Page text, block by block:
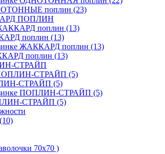
поплин (23)
ПОПЛИН
поплин (13)
поплин (13)
ЖАККАРД поплин (13)
поплин (13)
СТРАЙП
ПОПЛИН-СТРАЙП (5)
СТРАЙП (5)
ПОПЛИН-СТРАЙП (5)
СТРАЙП (5)
70х70 )